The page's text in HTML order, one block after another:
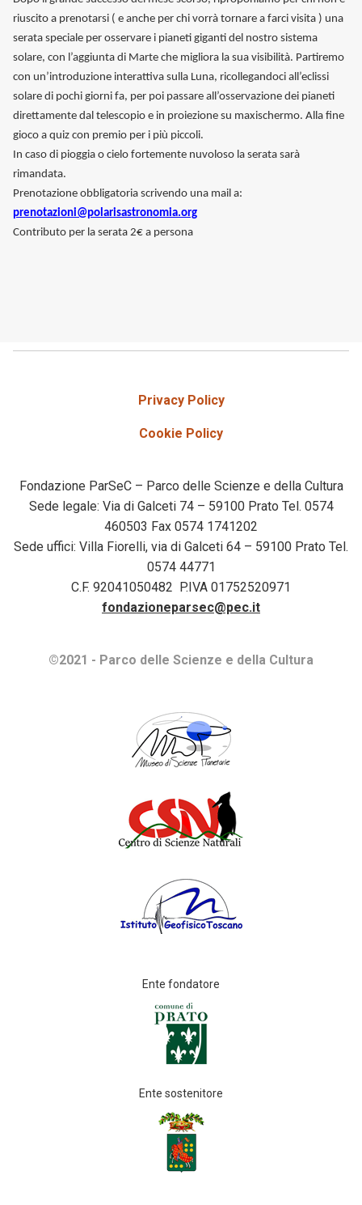
riuscito a prenotarsi ( e anche per chi vorrà tornare a farci visita ) una
serata speciale per osservare i pianeti giganti del nostro sistema
solare, con l’aggiunta di Marte che migliora la sua visibilità. Partiremo
con un’introduzione interattiva sulla Luna, ricollegandoci all’eclissi
solare di pochi giorni fa, per poi passare all’osservazione dei pianeti
direttamente dal telescopio e in proiezione su maxischermo. Alla fine
gioco a quiz con premio per i più piccoli.
In caso di pioggia o cielo fortemente nuvoloso la serata sarà
rimandata.
Prenotazione obbligatoria scrivendo una mail a:
prenotazioni@polarisastronomia.org
Contributo per la serata 2€ a persona
Privacy Policy
Cookie Policy
Fondazione ParSeC – Parco delle Scienze e della Cultura
Sede legale: Via di Galceti 74 – 59100 Prato Tel. 0574
460503 Fax 0574 1741202
Sede uffici: Villa Fiorelli, via di Galceti 64 – 59100 Prato Tel.
0574 44771
C.F. 92041050482 P.IVA 01752520971
fondazioneparsec@pec.it
©2021 - Parco delle Scienze e della Cultura
Ente fondatore
Ente sostenitore